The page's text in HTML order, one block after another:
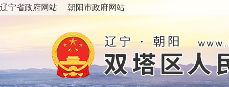
辽宁省政府网站 朝阳市政府网站